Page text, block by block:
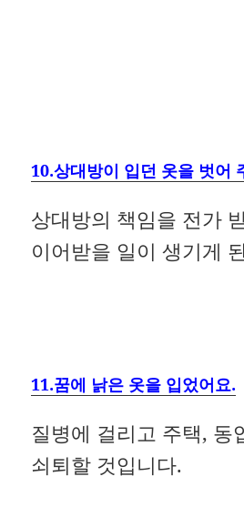
10.상대방이 입던 옷을 벗어
상대방의 책임을 전가
이어받을 일이 생기게
11.꿈에 낡은 옷을 입었어요.
질병에 걸리고 주택, 동
쇠퇴할 것입니다.